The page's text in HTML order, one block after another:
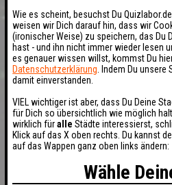
Wie es scheint, besuchst Du
weisen wir Dich darauf hin, dass wir
(ironischer Weise) zu speichern, das Du
hast - und ihn nicht immer wieder lesen
es genauer wissen willst, kommst Du
Datenschutzerklärung . Indem Du
damit einverstanden.
VIEL wichtiger ist aber, dass Du Deine
für Dich so übersichtlich wie möglich
wirklich füralle Städte interessierst,
Klick auf das X oben rechts. Du kannst
auf das Wappen ganz oben links ändern:
Wähle